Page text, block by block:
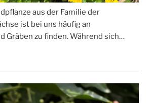
aus der Familie der
ist bei uns häufig an
Gräben zu finden. Während sich…